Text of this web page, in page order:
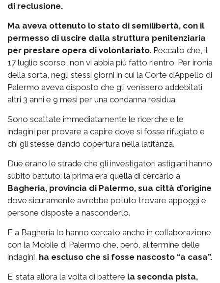
di reclusione.
Ma aveva ottenuto lo stato di semilibertà, con il
permesso di uscire dalla struttura penitenziaria
per prestare opera di volontariato. Peccato che, il
17 luglio scorso, non vi abbia più fatto rientro. Per ironia
della sorta, negli stessi giorni in cui la Corte d’Appello di
Palermo aveva disposto che gli venissero addebitati
altri 3 anni e 9 mesi per una condanna residua.
Sono scattate immediatamente le ricerche e le
indagini per provare a capire dove si fosse rifugiato e
chi gli stesse dando copertura nella latitanza.
Due erano le strade che gli investigatori astigiani hanno
subito battuto: la prima era quella di cercarlo a
Bagheria, provincia di Palermo, sua città d’origine
dove sicuramente avrebbe potuto trovare appoggi e
persone disposte a nasconderlo.
E a Bagheria lo hanno cercato anche in collaborazione
con la Mobile di Palermo che, però, al termine delle
indagini, ha escluso che si fosse nascosto “a casa”.
E’ stata allora la volta di battere la seconda pista,